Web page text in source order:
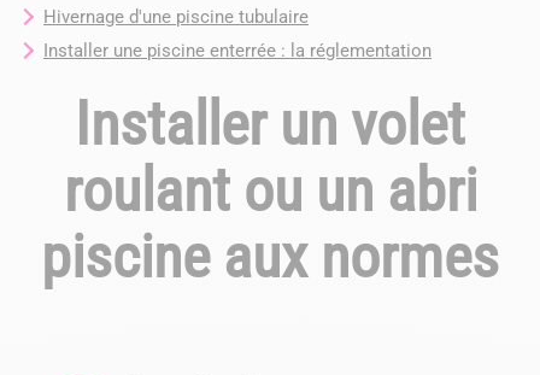
Hivernage d'une piscine tubulaire
Installer une piscine enterrée : la réglementation
Installer un volet
roulant ou un abri
piscine aux normes